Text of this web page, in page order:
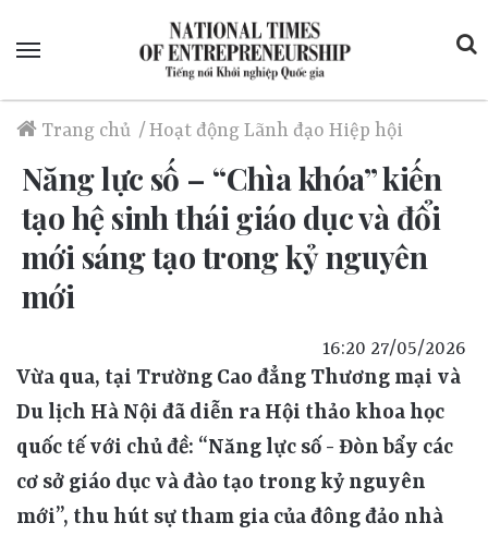
Trang chủ / Hoạt động Lãnh đạo Hiệp hội
Năng lực số – “Chìa khóa” kiến
tạo hệ sinh thái giáo dục và đổi
mới sáng tạo trong kỷ nguyên
mới
16:20 27/05/2026
Vừa qua, tại Trường Cao đẳng Thương mại và
Du lịch Hà Nội đã diễn ra Hội thảo khoa học
quốc tế với chủ đề: “Năng lực số - Đòn bẩy các
cơ sở giáo dục và đào tạo trong kỷ nguyên
mới”, thu hút sự tham gia của đông đảo nhà